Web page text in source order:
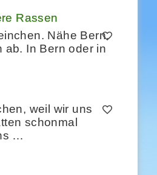
Rassen
Nähe Bern.
ab. In Bern oder in
weil wir uns
schonmal
…